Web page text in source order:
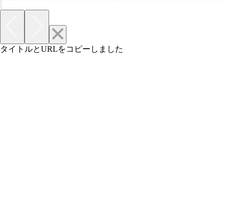
タイトルとURLをコピーしました